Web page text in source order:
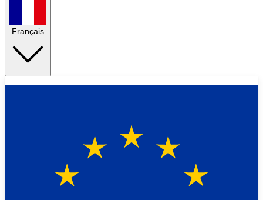
Français